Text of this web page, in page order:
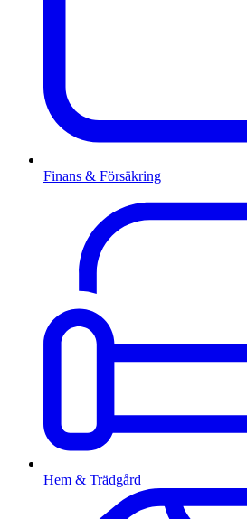
Finans & Försäkring
Hem & Trädgård